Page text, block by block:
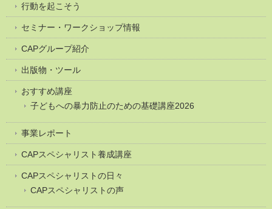
行動を起こそう
セミナー・ワークショップ情報
CAPグループ紹介
出版物・ツール
おすすめ講座
子どもへの暴力防止のための基礎講座2026
事業レポート
CAPスペシャリスト養成講座
CAPスペシャリストの日々
CAPスペシャリストの声